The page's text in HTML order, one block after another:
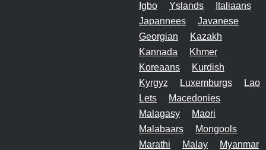
Igbo
Yslands
Italiaans
Japannees
Javanese
Georgian
Kazakh
Kannada
Khmer
Koreaans
Kurdish
Kyrgyz
Luxemburgs
Lao
Lets
Macedonies
Malagasy
Maori
Malabaars
Mongools
Marathi
Malay
Myanmar